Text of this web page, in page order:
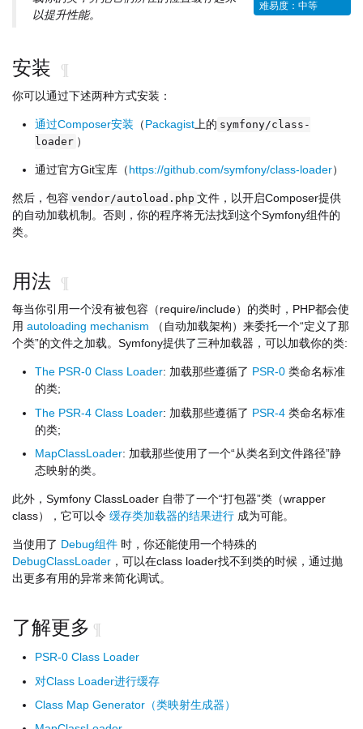
难易度：中等
以提升性能。
安装 ¶
你可以通过下述两种方式安装：
通过Composer安装 （Packagist上的 symfony/class-
loader ）
通过官方Git宝库（https://github.com/symfony/class-loader）
然后，包容 vendor/autoload.php 文件，以开启Composer提供
的自动加载机制。否则，你的程序将无法找到这个Symfony组件的
类。
用法 ¶
每当你引用一个没有被包容（require/include）的类时，PHP都会使
用 autoloading mechanism （自动加载架构）来委托一个“定义了那
个类”的文件之加载。Symfony提供了三种加载器，可以加载你的类:
The PSR-0 Class Loader: 加载那些遵循了 PSR-0 类命名标准
的类;
The PSR-4 Class Loader: 加载那些遵循了 PSR-4 类命名标准
的类;
MapClassLoader: 加载那些使用了一个“从类名到文件路径”静
态映射的类。
此外，Symfony ClassLoader 自带了一个“打包器”类（wrapper
class），它可以令 缓存类加载器的结果进行 成为可能。
当使用了 Debug组件 时，你还能使用一个特殊的
DebugClassLoader ，可以在class loader找不到类的时候，通过抛
出更多有用的异常来简化调试。
了解更多 ¶
PSR-0 Class Loader
对Class Loader进行缓存
Class Map Generator（类映射生成器）